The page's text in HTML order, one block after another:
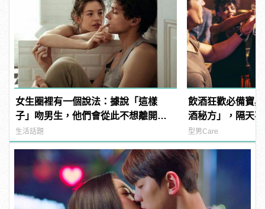
女生圈裡有一個說法：據說「這樣
子」吻男生，他們會從此不想離開自
己！
生活話題
飲酒狂歡必備寶
酒秘方」，隔天
型男Care